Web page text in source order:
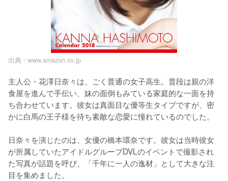
出典 : www.amazon.co.jp
主人公・花澤日奈々は、ごく普通の女子高生。普段は親の洋
食屋を進んで手伝い、妹の面倒もみている家庭的な一面を持
ち合わせています。彼女は真面目な優等生タイプですが、密
かに白馬の王子様を待ち素敵な恋愛に憧れているのでした。
日奈々を演じたのは、女優の橋本環奈です。彼女は当時彼女
が所属していたアイドルグループDVLのイベントで撮影され
た写真が話題を呼び、「千年に一人の逸材」として大きな注
目を集めました。